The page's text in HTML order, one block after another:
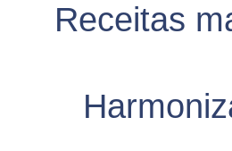
Receitas